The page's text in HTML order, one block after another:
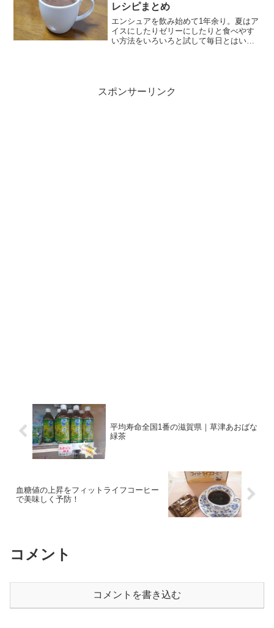
レシピまとめ
エンシュアを飲み始めて1年余り。夏はア
イスにしたりゼリーにしたりと食べやす
い方法をいろいろと試して毎日とはいき
外や意外とってもシンプルに美味しく飲
める方法がありました。
スポンサーリンク
平均寿命全国1番の滋賀県｜草津あおばな
緑茶
血糖値の上昇をフィットライフコーヒー
で美味しく予防！
コメント
コメントを書き込む